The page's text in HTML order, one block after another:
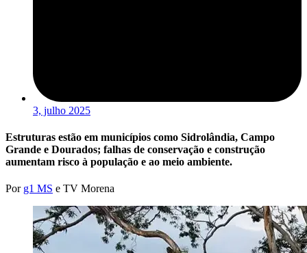
3, julho 2025
Estruturas estão em municípios como Sidrolândia, Campo
Grande e Dourados; falhas de conservação e construção
aumentam risco à população e ao meio ambiente.
Por g1 MS e TV Morena